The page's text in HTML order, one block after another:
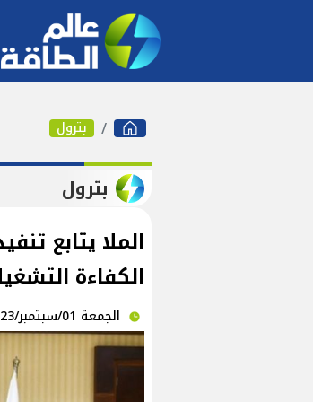
بترول
بترول
الملا يتابع
الكفاءة
الجمعة 01/سبتمبر/2023 - 08:49 ص